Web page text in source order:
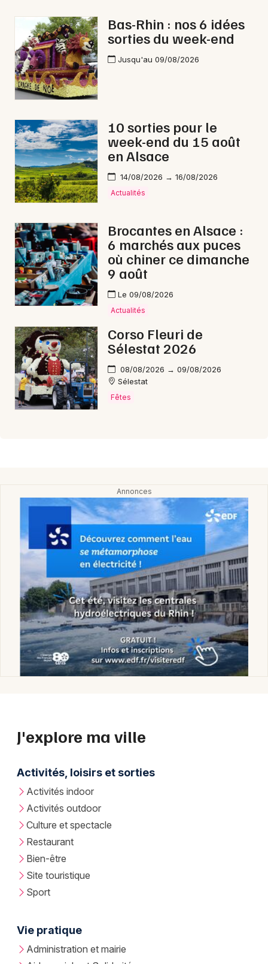
67 - Bas-Rhin
Mon email
Bas-Rhin : nos 6 idées
sorties du week-end
Jusqu'au 09/08/2026
10 sorties pour le
week-end du 15 août
en Alsace
14/08/2026 → 16/08/2026
Actualités
Brocantes en Alsace :
6 marchés aux puces
où chiner ce dimanche
9 août
Le 09/08/2026
Actualités
Corso Fleuri de
Sélestat 2026
08/08/2026 → 09/08/2026
Sélestat
Fêtes
J'explore ma ville
Activités, loisirs et sorties
Activités indoor
Activités outdoor
Culture et spectacle
Restaurant
Bien-être
Site touristique
Sport
Vie pratique
Administration et mairie